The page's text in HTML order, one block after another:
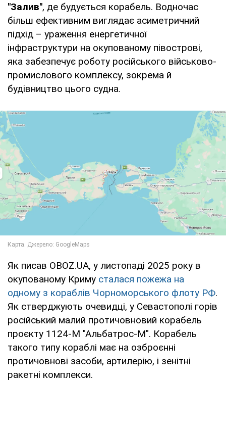
"Залив", де будується корабель. Водночас
більш ефективним виглядає асиметричний
підхід – ураження енергетичної
інфраструктури на окупованому півострові,
яка забезпечує роботу російського військово-
промислового комплексу, зокрема й
будівництво цього судна.
Як писав OBOZ.UA, у листопаді 2025 року в
окупованому Криму сталася пожежа на
одному з кораблів Чорноморського флоту РФ.
Як стверджують очевидці, у Севастополі горів
російський малий протичовновий корабель
проєкту 1124-М "Альбатрос-М". Корабель
такого типу кораблі має на озброєнні
протичовнові засоби, артилерію, і зенітні
ракетні комплекси.